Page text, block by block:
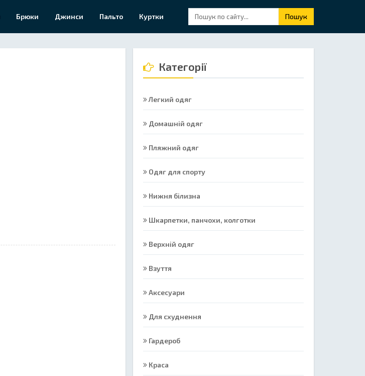
Брюки Джинси Пальто Куртки Пошук
Категорії
Легкий одяг
Домашній одяг
Пляжний одяг
Одяг для спорту
Нижня білизна
Шкарпетки, панчохи, колготки
Верхній одяг
Взуття
Аксесуари
Для схуднення
Гардероб
Краса